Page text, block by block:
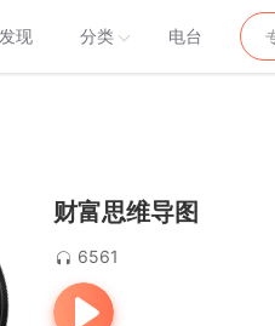
发现 分类 电台
财富思维导图
6561